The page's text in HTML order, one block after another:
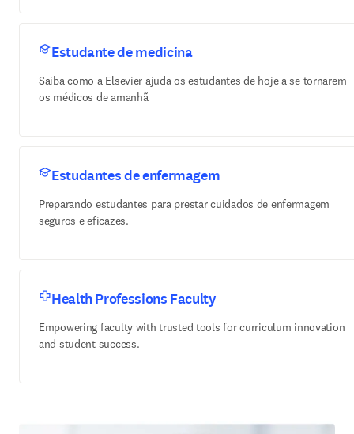
Estudante de medicina
Saiba como a Elsevier ajuda os estudantes de hoje a se tornarem
os médicos de amanhã
Estudantes de enfermagem
Preparando estudantes para prestar cuidados de enfermagem
seguros e eficazes.
Health Professions Faculty
Empowering faculty with trusted tools for curriculum innovation
and student success.